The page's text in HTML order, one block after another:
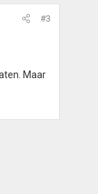
#3
Maar